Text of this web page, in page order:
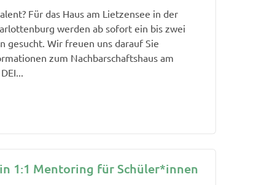
Für das Haus am Lietzensee in der
werden ab sofort ein bis zwei
gesucht. Wir freuen uns darauf Sie
zum Nachbarschaftshaus am
1:1 Mentoring für Schüler*innen